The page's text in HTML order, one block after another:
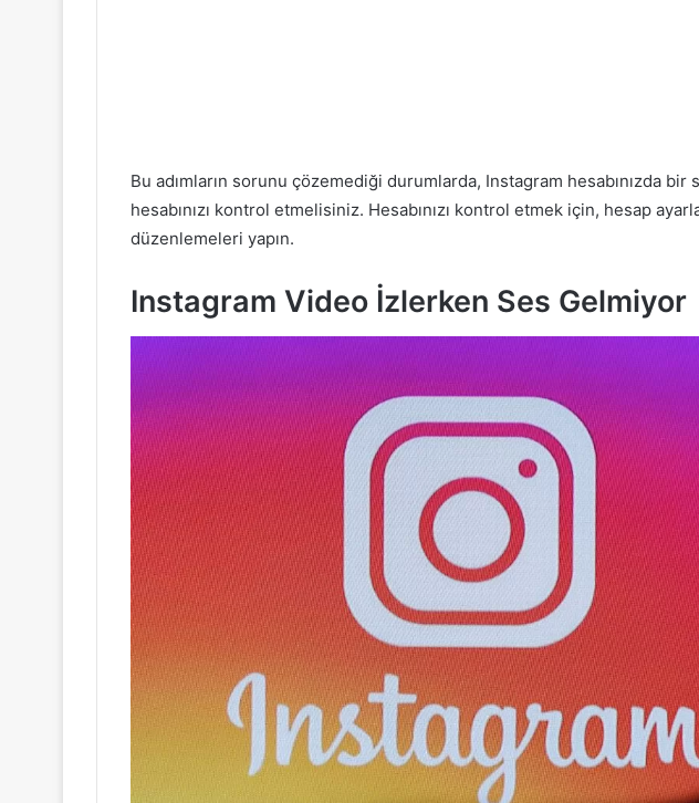
Bu adımların sorunu çözemediği durumlarda, Instagram hesabınızda
hesabınızı kontrol etmelisiniz. Hesabınızı kontrol etmek için, hesap
düzenlemeleri yapın.
Instagram Video İzlerken Ses Gelmiyor